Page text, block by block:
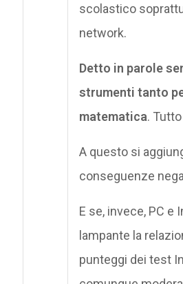
scolastico
network.
Detto in parole
strumenti tanto
matematica.
A questo si
conseguenze
E se, invece, PC
lampante la
punteggi dei test